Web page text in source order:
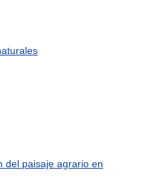
del paisaje agrario en